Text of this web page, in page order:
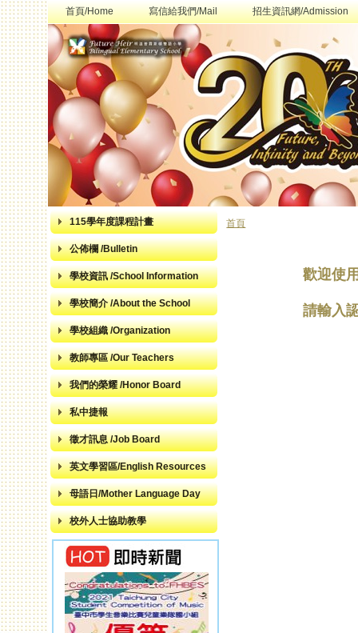
首頁/Home 寫信給我們/Mail 招生資訊網/Admission
115學年度課程計畫
公佈欄 /Bulletin
學校資訊 /School Information
學校簡介 /About the School
學校組織 /Organization
教師專區 /Our Teachers
我們的榮耀 /Honor Board
私中捷報
徵才訊息 /Job Board
英文學習區/English Resources
母語日/Mother Language Day
校外人士協助教學
首頁
歡迎使
請輸入